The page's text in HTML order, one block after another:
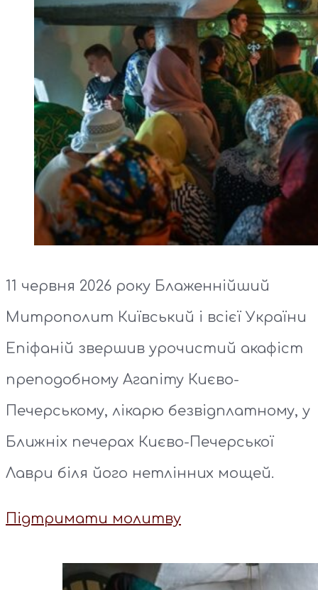
11 червня 2026 року Блаженнійший
Митрополит Київський і всієї України
Епіфаній звершив урочистий акафіст
преподобному Агапіту Києво-
Печерському, лікарю безвідплатному, у
Ближніх печерах Києво-Печерської
Лаври біля його нетлінних мощей.
Підтримати молитву